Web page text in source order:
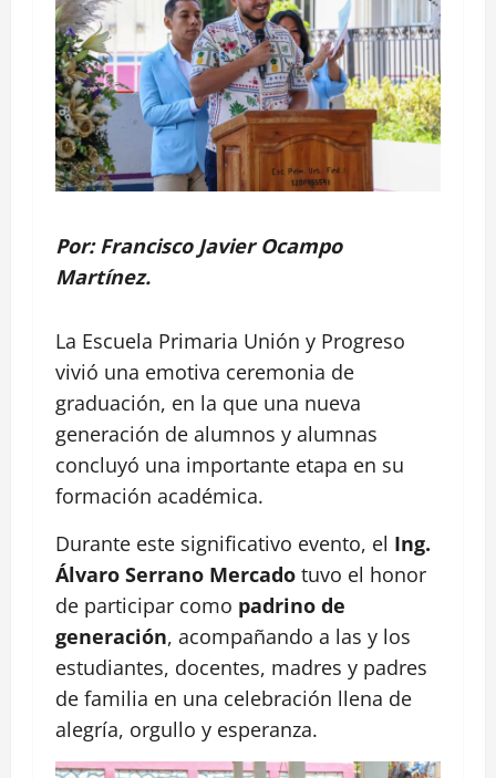
Por: Francisco Javier Ocampo
Martínez.
La Escuela Primaria Unión y Progreso
vivió una emotiva ceremonia de
graduación, en la que una nueva
generación de alumnos y alumnas
concluyó una importante etapa en su
formación académica.
Durante este significativo evento, el Ing.
Álvaro Serrano Mercado tuvo el honor
de participar como padrino de
generación, acompañando a las y los
estudiantes, docentes, madres y padres
de familia en una celebración llena de
alegría, orgullo y esperanza.